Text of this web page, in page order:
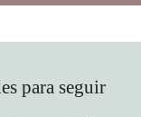
para seguir